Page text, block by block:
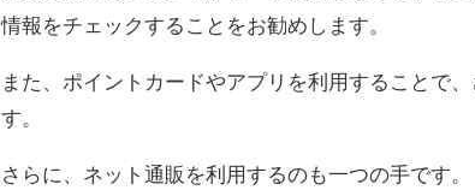
情報をチェックすることをお勧めします。
また、ポイントカードやアプリを利用することで
す。
さらに、ネット通販を利用するのも一つの手です。